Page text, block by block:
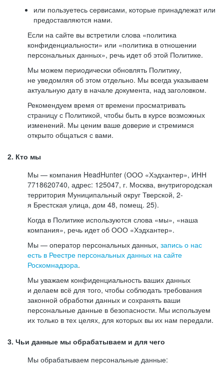
или пользуетесь сервисами, которые принадлежат или
предоставляются нами.
Если на сайте вы встретили слова «политика
конфиденциальности» или «политика в отношении
персональных данных», речь идет об этой Политике.
Мы можем периодически обновлять Политику,
не уведомляя об этом отдельно. Мы всегда указываем
актуальную дату в начале документа, над заголовком.
Рекомендуем время от времени просматривать
страницу с Политикой, чтобы быть в курсе возможных
изменений. Мы ценим ваше доверие и стремимся
открыто общаться с вами.
2. Кто мы
Мы — компания HeadHunter (ООО «Хэдхантер», ИНН
7718620740, адрес: 125047, г. Москва, внутригородская
территория Муниципальный округ Тверской, 2-
я Брестская улица, дом 48, помещ. 25).
Когда в Политике используются слова «мы», «наша
компания», речь идет об ООО «Хэдхантер».
Мы — оператор персональных данных, запись о нас
есть в Реестре персональных данных на сайте
Роскомнадзора.
Мы уважаем конфиденциальность ваших данных
и делаем всё для того, чтобы соблюдать требования
законной обработки данных и сохранять ваши
персональные данные в безопасности. Мы используем
их только в тех целях, для которых вы их нам передали.
3. Чьи данные мы обрабатываем и для чего
Мы обрабатываем персональные данные: